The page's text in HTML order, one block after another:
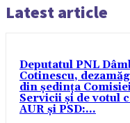
Latest article
Deputatul PNL
Cotinescu,
din ședința
Servicii și de votul
AUR și PSD:...